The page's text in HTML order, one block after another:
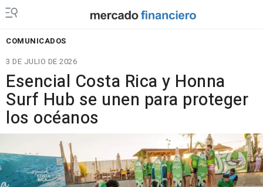
COMUNICADOS
3 DE JULIO DE 2026
Esencial Costa Rica y Honna
Surf Hub se unen para proteger
los océanos